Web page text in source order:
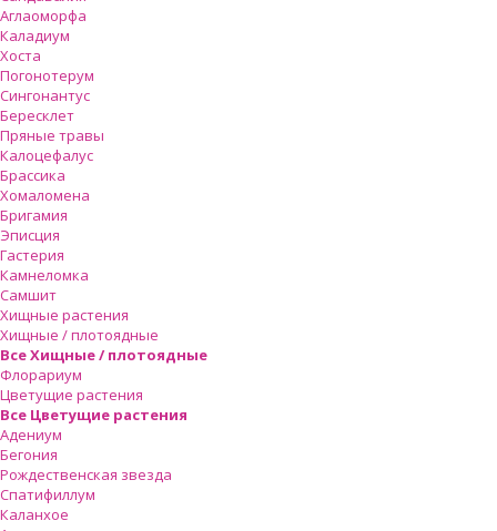
Аглаоморфа
Каладиум
Хоста
Погонотерум
Сингонантус
Бересклет
Пряные травы
Калоцефалус
Брассика
Хомаломена
Бригамия
Эписция
Гастерия
Камнеломка
Самшит
Хищные растения
Хищные / плотоядные
Все Хищные / плотоядные
Флорариум
Цветущие растения
Все Цветущие растения
Адениум
Бегония
Рождественская звезда
Спатифиллум
Каланхое